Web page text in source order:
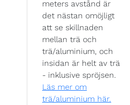
meters avstånd är
det nästan omöjligt
att se skillnaden
mellan trä och
trä/aluminium, och
insidan är helt av trä
- inklusive spröjsen.
Läs mer om
trä/aluminium här.